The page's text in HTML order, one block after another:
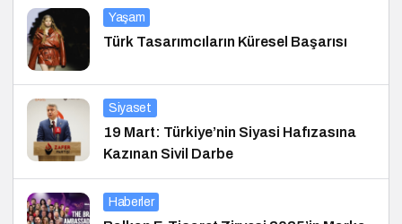
Yaşam
Türk Tasarımcıların Küresel Başarısı
Siyaset
19 Mart: Türkiye’nin Siyasi Hafızasına
Kazınan Sivil Darbe
Haberler